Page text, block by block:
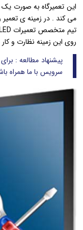
این تعمیرگاه به صورت
می کند . در زمینه ی
روی این زمینه نظارت و
پیشنهاد مطالعه :
سرویس با ما همراه